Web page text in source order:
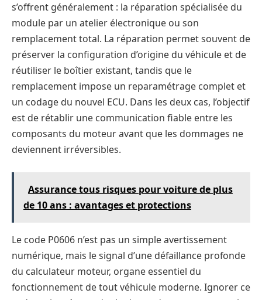
s’offrent généralement : la réparation spécialisée du
module par un atelier électronique ou son
remplacement total. La réparation permet souvent de
préserver la configuration d’origine du véhicule et de
réutiliser le boîtier existant, tandis que le
remplacement impose un reparamétrage complet et
un codage du nouvel ECU. Dans les deux cas, l’objectif
est de rétablir une communication fiable entre les
composants du moteur avant que les dommages ne
deviennent irréversibles.
Assurance tous risques pour voiture de plus
de 10 ans : avantages et protections
Le code P0606 n’est pas un simple avertissement
numérique, mais le signal d’une défaillance profonde
du calculateur moteur, organe essentiel du
fonctionnement de tout véhicule moderne. Ignorer ce